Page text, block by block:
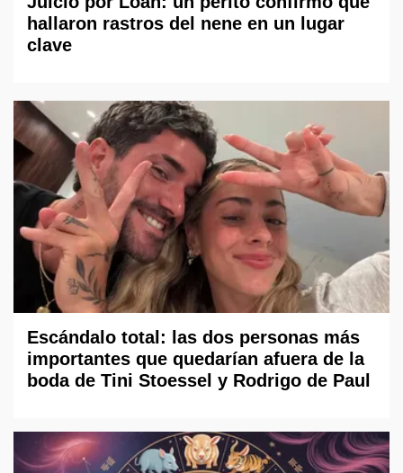
hallaron rastros del nene en un lugar
clave
Escándalo total: las dos personas más
importantes que quedarían afuera de la
boda de Tini Stoessel y Rodrigo de Paul